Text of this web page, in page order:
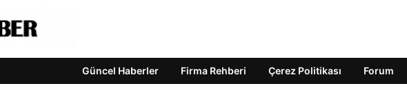
Güncel Haberler Firma Rehberi Çerez Politikası Forum